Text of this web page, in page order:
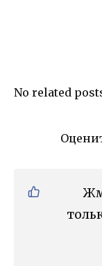
No related